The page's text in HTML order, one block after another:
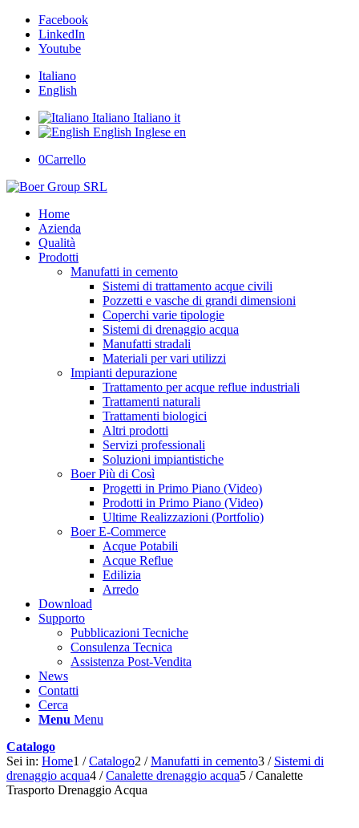
Facebook
LinkedIn
Youtube
Italiano
English
Italiano Italiano it
English Inglese en
0Carrello
Home
Azienda
Qualità
Prodotti
Manufatti in cemento
Sistemi di trattamento acque civili
Pozzetti e vasche di grandi dimensioni
Coperchi varie tipologie
Sistemi di drenaggio acqua
Manufatti stradali
Materiali per vari utilizzi
Impianti depurazione
Trattamento per acque reflue industriali
Trattamenti naturali
Trattamenti biologici
Altri prodotti
Servizi professionali
Soluzioni impiantistiche
Boer Più di Così
Progetti in Primo Piano (Video)
Prodotti in Primo Piano (Video)
Ultime Realizzazioni (Portfolio)
Boer E-Commerce
Acque Potabili
Acque Reflue
Edilizia
Arredo
Download
Supporto
Pubblicazioni Tecniche
Consulenza Tecnica
Assistenza Post-Vendita
News
Contatti
Cerca
Menu Menu
Catalogo
Sei in: Home1 / Catalogo2 / Manufatti in cemento3 / Sistemi di
drenaggio acqua4 / Canalette drenaggio acqua5 / Canalette
Trasporto Drenaggio Acqua